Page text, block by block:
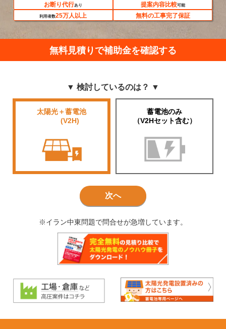
お断り代行あり 提案内容比較可能
利用者数25万人以上 無料の工事完了保証
無料見積りで補助金を確認する
▼ 検討しているのは？ ▼
太陽光＋蓄電池
(V2H)
蓄電池のみ
（V2Hセット含む）
次へ
※イラン中東問題で問合せが急増しています。